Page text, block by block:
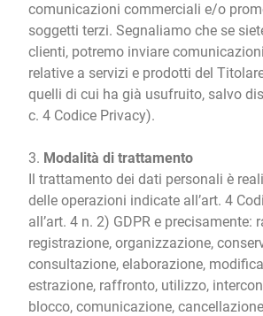
comunicazioni commerciali e/o
soggetti terzi. Segnaliamo che se
clienti, potremo inviare
relative a servizi e prodotti del
quelli di cui ha già usufruito, salvo
c. 4 Codice Privacy).
3. Modalità di trattamento
Il trattamento dei dati personali è
delle operazioni indicate all’art. 4
all’art. 4 n. 2) GDPR e precisamente:
registrazione, organizzazione,
consultazione, elaborazione,
estrazione, raffronto, utilizzo,
blocco, comunicazione,